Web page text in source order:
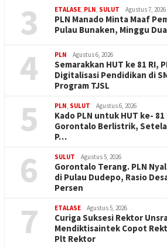
3 ETALASE, PLN, SULUT Agustus 7, 2026
PLN Manado Minta Maaf
Pulau Bunaken, Minggu
4 PLN Agustus 6, 2026
Semarakkan HUT ke 81 RI,
Digitalisasi Pendidikan di
Program TJSL
5 PLN, SULUT Agustus 6, 2026
Kado PLN untuk HUT ke- 81
Gorontalo Berlistrik,
P…
6 SULUT Agustus 5, 2026
Gorontalo Terang. PLN
di Pulau Dudepo, Rasio
Persen
7 ETALASE Agustus 5, 2026
Curiga Suksesi Rektor
Mendiktisaintek Copot
Plt Rektor